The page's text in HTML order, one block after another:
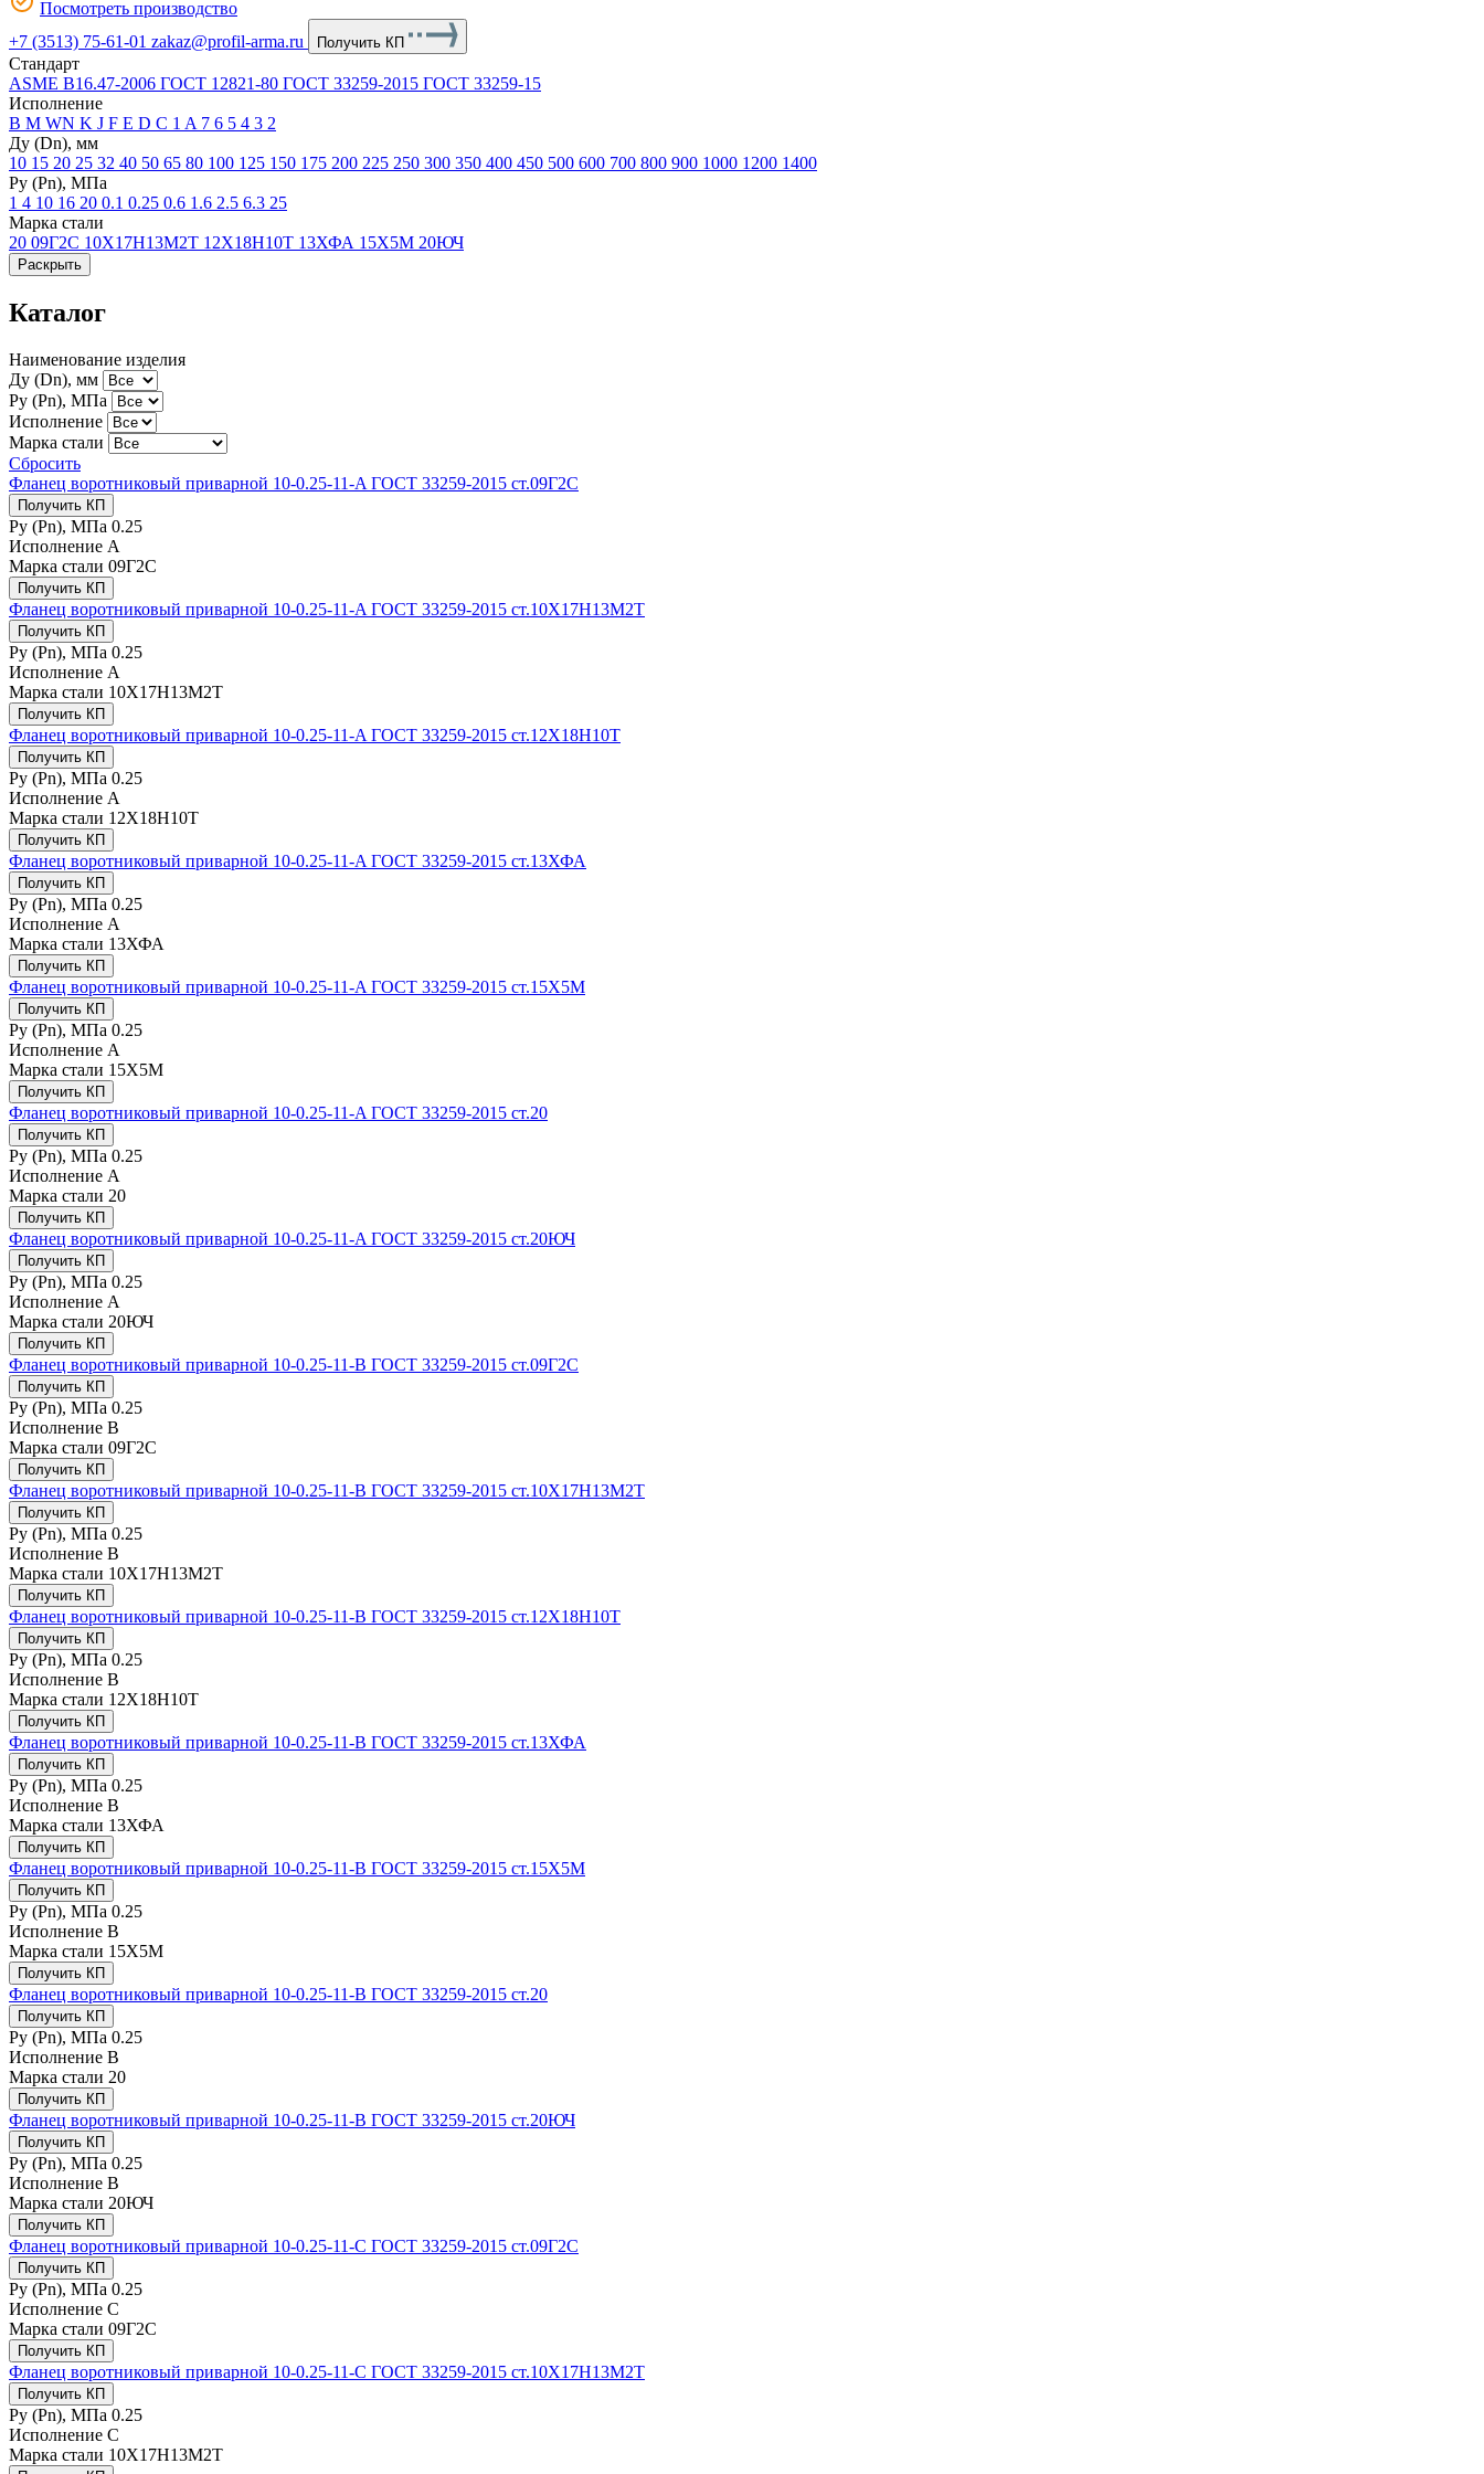
Посмотреть производство
+7 (3513) 75-61-01 zakaz@profil-arma.ru Получить КП
Стандарт
ASME B16.47-2006 ГОСТ 12821-80 ГОСТ 33259-2015 ГОСТ 33259-15
Исполнение
B М WN K J F E D C 1 A 7 6 5 4 3 2
Ду (Dn), мм
10 15 20 25 32 40 50 65 80 100 125 150 175 200 225 250 300 350 400 450 500 600 700 800 900 1000 1200 1400
Ру (Рn), МПа
1 4 10 16 20 0.1 0.25 0.6 1.6 2.5 6.3 25
Марка стали
20 09Г2С 10Х17Н13М2Т 12Х18Н10Т 13ХФА 15Х5М 20ЮЧ
Раскрыть
Каталог
Наименование изделия
Ду (Dn), мм
Ру (Рn), МПа
Исполнение
Марка стали
Сбросить
Фланец воротниковый приварной 10-0.25-11-A ГОСТ 33259-2015 ст.09Г2С
Получить КП
Ру (Рn), МПа 0.25
Исполнение A
Марка стали 09Г2С
Получить КП
Фланец воротниковый приварной 10-0.25-11-A ГОСТ 33259-2015 ст.10Х17Н13М2Т
Получить КП
Ру (Рn), МПа 0.25
Исполнение A
Марка стали 10Х17Н13М2Т
Получить КП
Фланец воротниковый приварной 10-0.25-11-A ГОСТ 33259-2015 ст.12Х18Н10Т
Получить КП
Ру (Рn), МПа 0.25
Исполнение A
Марка стали 12Х18Н10Т
Получить КП
Фланец воротниковый приварной 10-0.25-11-A ГОСТ 33259-2015 ст.13ХФА
Получить КП
Ру (Рn), МПа 0.25
Исполнение A
Марка стали 13ХФА
Получить КП
Фланец воротниковый приварной 10-0.25-11-A ГОСТ 33259-2015 ст.15Х5М
Получить КП
Ру (Рn), МПа 0.25
Исполнение A
Марка стали 15Х5М
Получить КП
Фланец воротниковый приварной 10-0.25-11-A ГОСТ 33259-2015 ст.20
Получить КП
Ру (Рn), МПа 0.25
Исполнение A
Марка стали 20
Получить КП
Фланец воротниковый приварной 10-0.25-11-A ГОСТ 33259-2015 ст.20ЮЧ
Получить КП
Ру (Рn), МПа 0.25
Исполнение A
Марка стали 20ЮЧ
Получить КП
Фланец воротниковый приварной 10-0.25-11-B ГОСТ 33259-2015 ст.09Г2С
Получить КП
Ру (Рn), МПа 0.25
Исполнение B
Марка стали 09Г2С
Получить КП
Фланец воротниковый приварной 10-0.25-11-B ГОСТ 33259-2015 ст.10Х17Н13М2Т
Получить КП
Ру (Рn), МПа 0.25
Исполнение B
Марка стали 10Х17Н13М2Т
Получить КП
Фланец воротниковый приварной 10-0.25-11-B ГОСТ 33259-2015 ст.12Х18Н10Т
Получить КП
Ру (Рn), МПа 0.25
Исполнение B
Марка стали 12Х18Н10Т
Получить КП
Фланец воротниковый приварной 10-0.25-11-B ГОСТ 33259-2015 ст.13ХФА
Получить КП
Ру (Рn), МПа 0.25
Исполнение B
Марка стали 13ХФА
Получить КП
Фланец воротниковый приварной 10-0.25-11-B ГОСТ 33259-2015 ст.15Х5М
Получить КП
Ру (Рn), МПа 0.25
Исполнение B
Марка стали 15Х5М
Получить КП
Фланец воротниковый приварной 10-0.25-11-B ГОСТ 33259-2015 ст.20
Получить КП
Ру (Рn), МПа 0.25
Исполнение B
Марка стали 20
Получить КП
Фланец воротниковый приварной 10-0.25-11-B ГОСТ 33259-2015 ст.20ЮЧ
Получить КП
Ру (Рn), МПа 0.25
Исполнение B
Марка стали 20ЮЧ
Получить КП
Фланец воротниковый приварной 10-0.25-11-C ГОСТ 33259-2015 ст.09Г2С
Получить КП
Ру (Рn), МПа 0.25
Исполнение C
Марка стали 09Г2С
Получить КП
Фланец воротниковый приварной 10-0.25-11-C ГОСТ 33259-2015 ст.10Х17Н13М2Т
Получить КП
Ру (Рn), МПа 0.25
Исполнение C
Марка стали 10Х17Н13М2Т